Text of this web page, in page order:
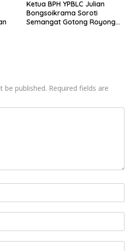
Ketua BPH YPBLC Julian
Bongsoikrama Soroti
Semangat Gotong Royong
be published. Required fields are